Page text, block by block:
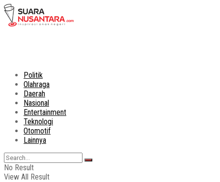
Politik
Olahraga
Daerah
Nasional
Entertainment
Teknologi
Otomotif
Lainnya
No Result
View All Result